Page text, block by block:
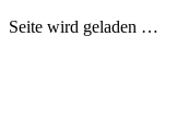
Seite wird geladen …